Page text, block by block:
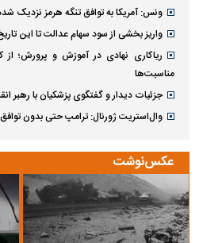
ونس: آمریکا به توافق تنگه هرمز نزدیک
واریز بخشی از سود سهام عدالت تا این
ریاکاری نهادی در آموزش و پرورش؛ از
مناسبت‌ها
جزئیات دیدار و گفتگوی پزشکیان با رهبر
وال‌استریت ژورنال: ترامپ حتی بدون
عکس‌نوشت